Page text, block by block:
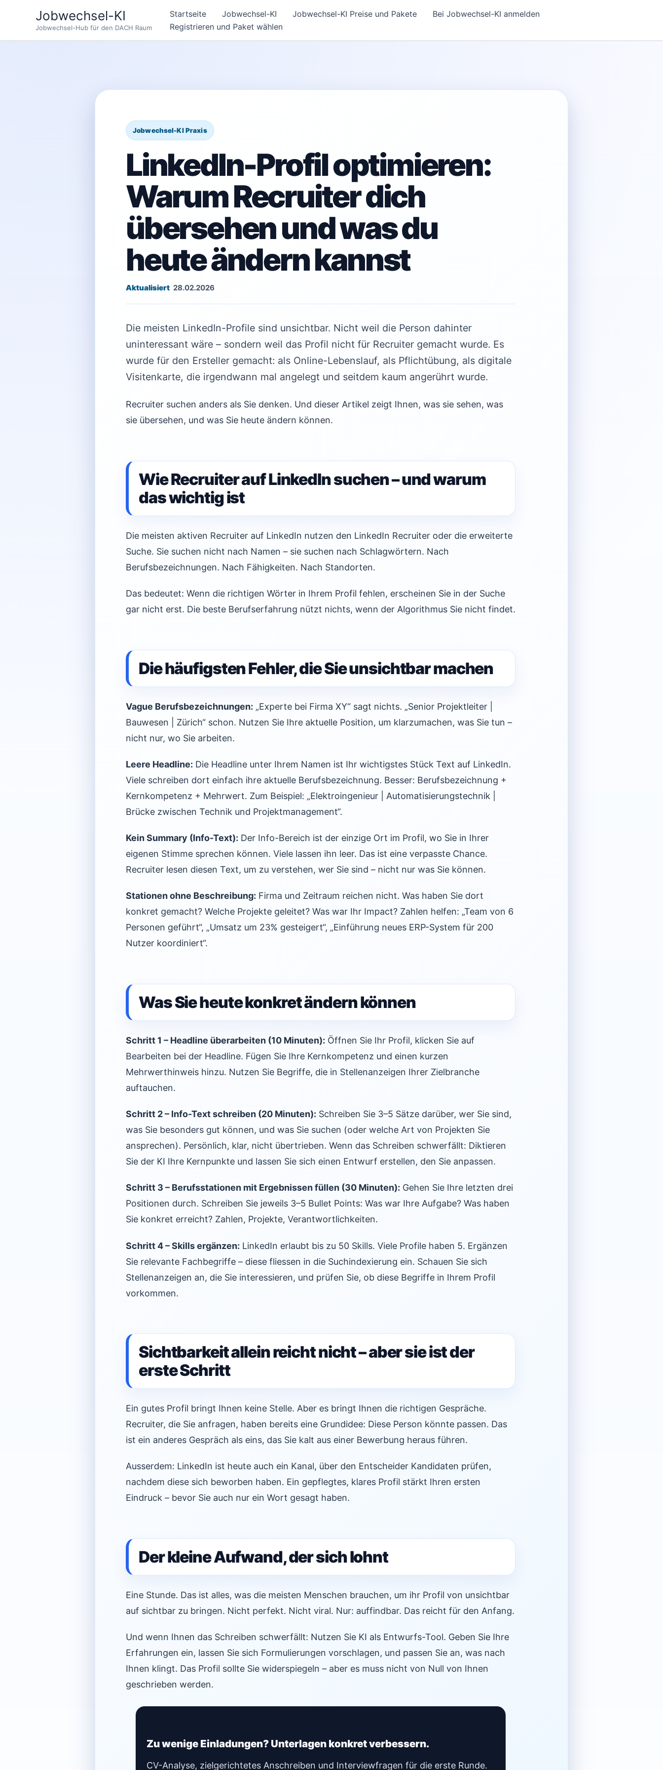
Jobwechsel-KI
Jobwechsel-Hub für den DACH Raum
Startseite Jobwechsel-KI Jobwechsel-KI Preise und Pakete
Bei Jobwechsel-KI anmelden
Registrieren und Paket wählen
LinkedIn-Profil optimieren:
Warum Recruiter dich
übersehen und was du
heute ändern kannst
28.02.2026
Die meisten LinkedIn-Profile sind unsichtbar. Nicht weil die Person dahinter
uninteressant wäre – sondern weil das Profil nicht für Recruiter gemacht wurde. Es
wurde für den Ersteller gemacht: als Online-Lebenslauf, als Pflichtübung, als digitale
Visitenkarte, die irgendwann mal angelegt und seitdem kaum angerührt wurde.
Recruiter suchen anders als Sie denken. Und dieser Artikel zeigt Ihnen, was sie sehen, was
sie übersehen, und was Sie heute ändern können.
Wie Recruiter auf LinkedIn suchen – und warum
das wichtig ist
Die meisten aktiven Recruiter auf LinkedIn nutzen den LinkedIn Recruiter oder die erweiterte
Suche. Sie suchen nicht nach Namen – sie suchen nach Schlagwörtern. Nach
Berufsbezeichnungen. Nach Fähigkeiten. Nach Standorten.
Das bedeutet: Wenn die richtigen Wörter in Ihrem Profil fehlen, erscheinen Sie in der Suche
gar nicht erst. Die beste Berufserfahrung nützt nichts, wenn der Algorithmus Sie nicht findet.
Die häufigsten Fehler, die Sie unsichtbar machen
Vague Berufsbezeichnungen: „Experte bei Firma XY“ sagt nichts. „Senior Projektleiter |
Bauwesen | Zürich“ schon. Nutzen Sie Ihre aktuelle Position, um klarzumachen, was Sie tun –
nicht nur, wo Sie arbeiten.
Leere Headline: Die Headline unter Ihrem Namen ist Ihr wichtigstes Stück Text auf LinkedIn.
Viele schreiben dort einfach ihre aktuelle Berufsbezeichnung. Besser: Berufsbezeichnung +
Kernkompetenz + Mehrwert. Zum Beispiel: „Elektroingenieur | Automatisierungstechnik |
Brücke zwischen Technik und Projektmanagement“.
Kein Summary (Info-Text): Der Info-Bereich ist der einzige Ort im Profil, wo Sie in Ihrer
eigenen Stimme sprechen können. Viele lassen ihn leer. Das ist eine verpasste Chance.
Recruiter lesen diesen Text, um zu verstehen, wer Sie sind – nicht nur was Sie können.
Stationen ohne Beschreibung: Firma und Zeitraum reichen nicht. Was haben Sie dort
konkret gemacht? Welche Projekte geleitet? Was war Ihr Impact? Zahlen helfen: „Team von 6
Personen geführt“, „Umsatz um 23% gesteigert“, „Einführung neues ERP-System für 200
Nutzer koordiniert“.
Was Sie heute konkret ändern können
Schritt 1 – Headline überarbeiten (10 Minuten): Öffnen Sie Ihr Profil, klicken Sie auf
Bearbeiten bei der Headline. Fügen Sie Ihre Kernkompetenz und einen kurzen
Mehrwerthinweis hinzu. Nutzen Sie Begriffe, die in Stellenanzeigen Ihrer Zielbranche
auftauchen.
Schritt 2 – Info-Text schreiben (20 Minuten): Schreiben Sie 3–5 Sätze darüber, wer Sie sind,
was Sie besonders gut können, und was Sie suchen (oder welche Art von Projekten Sie
ansprechen). Persönlich, klar, nicht übertrieben. Wenn das Schreiben schwerfällt: Diktieren
Sie der KI Ihre Kernpunkte und lassen Sie sich einen Entwurf erstellen, den Sie anpassen.
Schritt 3 – Berufsstationen mit Ergebnissen füllen (30 Minuten): Gehen Sie Ihre letzten drei
Positionen durch. Schreiben Sie jeweils 3–5 Bullet Points: Was war Ihre Aufgabe? Was haben
Sie konkret erreicht? Zahlen, Projekte, Verantwortlichkeiten.
Schritt 4 – Skills ergänzen: LinkedIn erlaubt bis zu 50 Skills. Viele Profile haben 5. Ergänzen
Sie relevante Fachbegriffe – diese fliessen in die Suchindexierung ein. Schauen Sie sich
Stellenanzeigen an, die Sie interessieren, und prüfen Sie, ob diese Begriffe in Ihrem Profil
vorkommen.
Sichtbarkeit allein reicht nicht – aber sie ist der
erste Schritt
Ein gutes Profil bringt Ihnen keine Stelle. Aber es bringt Ihnen die richtigen Gespräche.
Recruiter, die Sie anfragen, haben bereits eine Grundidee: Diese Person könnte passen. Das
ist ein anderes Gespräch als eins, das Sie kalt aus einer Bewerbung heraus führen.
Ausserdem: LinkedIn ist heute auch ein Kanal, über den Entscheider Kandidaten prüfen,
nachdem diese sich beworben haben. Ein gepflegtes, klares Profil stärkt Ihren ersten
Eindruck – bevor Sie auch nur ein Wort gesagt haben.
Der kleine Aufwand, der sich lohnt
Eine Stunde. Das ist alles, was die meisten Menschen brauchen, um ihr Profil von unsichtbar
auf sichtbar zu bringen. Nicht perfekt. Nicht viral. Nur: auffindbar. Das reicht für den Anfang.
Und wenn Ihnen das Schreiben schwerfällt: Nutzen Sie KI als Entwurfs-Tool. Geben Sie Ihre
Erfahrungen ein, lassen Sie sich Formulierungen vorschlagen, und passen Sie an, was nach
Ihnen klingt. Das Profil sollte Sie widerspiegeln – aber es muss nicht von Null von Ihnen
geschrieben werden.
Zu wenige Einladungen? Unterlagen konkret verbessern.
CV-Analyse, zielgerichtetes Anschreiben und Interviewfragen für die erste Runde.